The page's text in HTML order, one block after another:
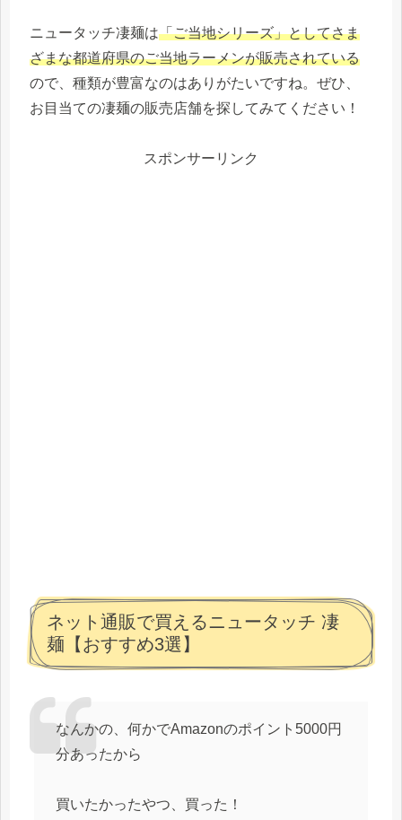
ニュータッチ凄麺は「ご当地シリーズ」としてさま
ざまな都道府県のご当地ラーメンが販売されている
ので、種類が豊富なのはありがたいですね。ぜひ、
お目当ての凄麺の販売店舗を探してみてください！
スポンサーリンク
ネット通販で買えるニュータッチ 凄
麺【おすすめ3選】
なんかの、何かでAmazonのポイント5000円
分あったから
買いたかったやつ、買った！